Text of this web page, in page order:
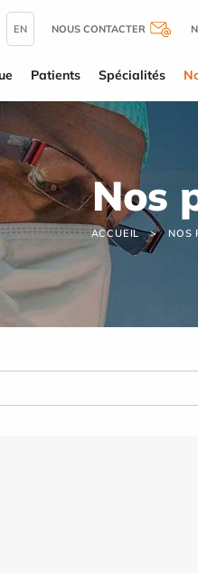
EN NOUS CONTACTER
Patients Spécialités
Nos
ACCUEIL NOS